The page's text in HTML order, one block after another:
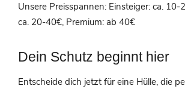
Unsere Preisspannen: Einsteiger: ca. 10-
ca. 20-40€, Premium: ab 40€
Dein Schutz beginnt hier
Entscheide dich jetzt für eine Hülle, die